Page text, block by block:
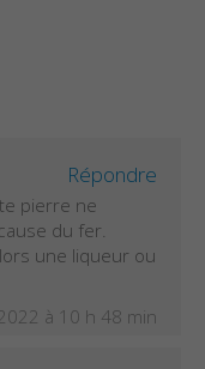
Répondre
pierre ne
du fer.
une liqueur ou
à 10 h 48 min